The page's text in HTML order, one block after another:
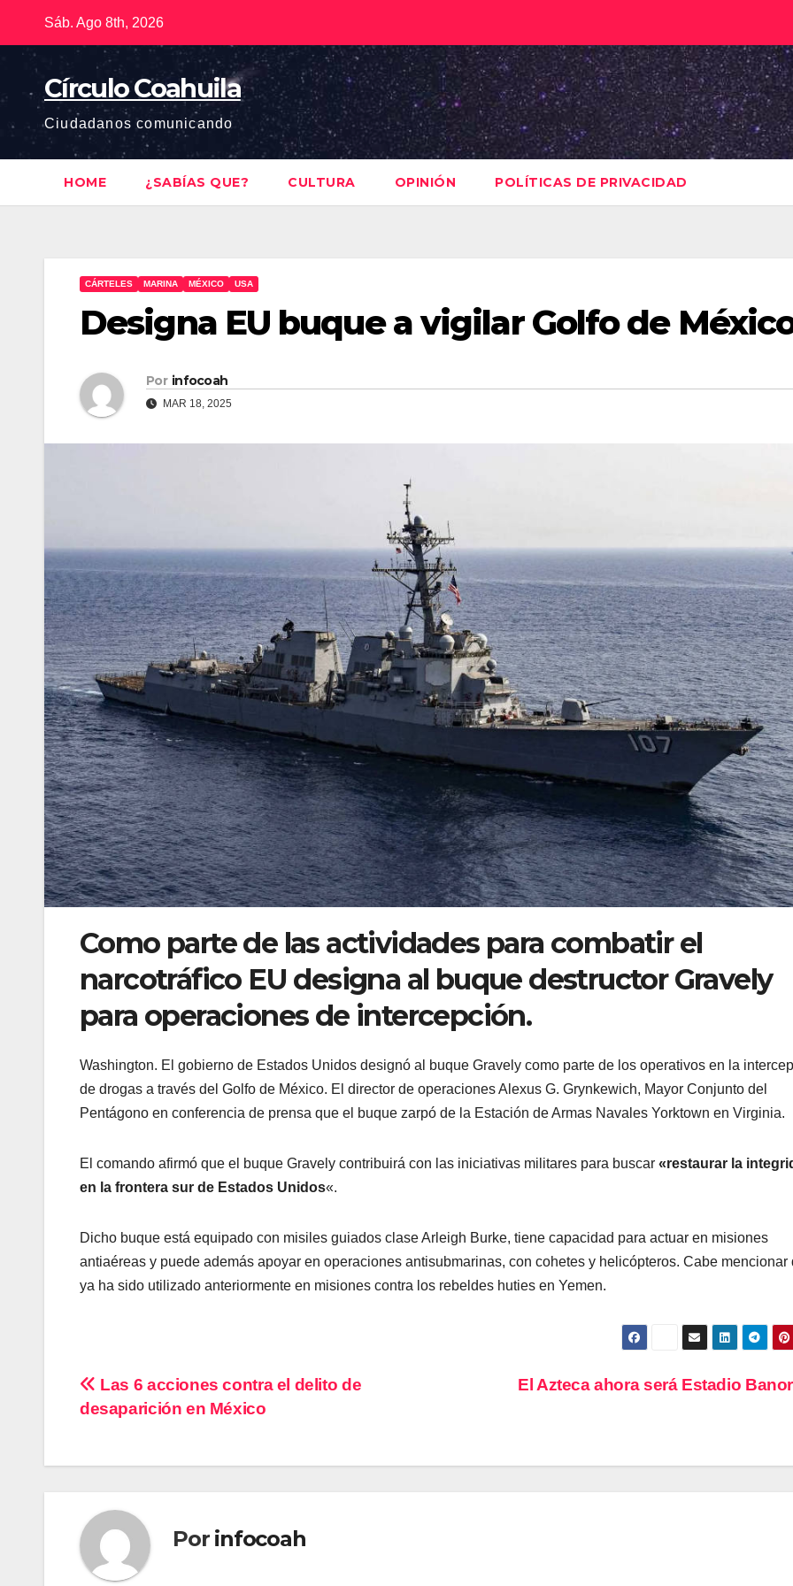
Sáb. Ago 8th, 2026
Círculo Coahuila
Ciudadanos comunicando
HOME ¿SABÍAS QUE? CULTURA OPINIÓN POLÍTICAS DE PRIVACIDAD
CÁRTELES MARINA MÉXICO USA
Designa EU buque a vigilar Golfo de
Por infocoah
MAR 18, 2025
Como parte de las actividades para combatir el
narcotráfico EU designa al buque destructor Gravely
para operaciones de intercepción.
Washington. El gobierno de Estados Unidos designó al buque Gravely como parte de los operativos en la
de drogas a través del Golfo de México. El director de operaciones Alexus G. Grynkewich, Mayor Conjunto del
Pentágono en conferencia de prensa que el buque zarpó de la Estación de Armas Navales Yorktown en Virginia.
El comando afirmó que el buque Gravely contribuirá con las iniciativas militares para buscar «restaurar la
en la frontera sur de Estados Unidos«.
Dicho buque está equipado con misiles guiados clase Arleigh Burke, tiene capacidad para actuar en misiones
antiaéreas y puede además apoyar en operaciones antisubmarinas, con cohetes y helicópteros. Cabe mencionar
ya ha sido utilizado anteriormente en misiones contra los rebeldes huties en Yemen.
Navegación
entradas
El Azteca ahora será Estadio
Las 6 acciones contra el delito de
desaparición en México
Por infocoah